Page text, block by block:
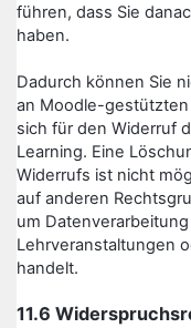
führen, dass Sie
haben.
Dadurch können Sie
an Moodle-
sich für den Widerruf
Learning. Eine
Widerrufs ist nicht
auf anderen
um
Lehrveranstaltungen
handelt.
11.6